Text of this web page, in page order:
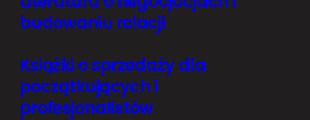
budowaniu relacji
Książki o sprzedaży dla
początkujących i
profesjonalistów